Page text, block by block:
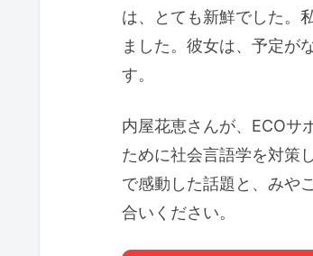
は、とても新鮮でした。
ました。彼女は、予定が
す。
内屋花恵さんが、ECOサ
ために社会言語学を対策
で感動した話題と、みや
合いください。